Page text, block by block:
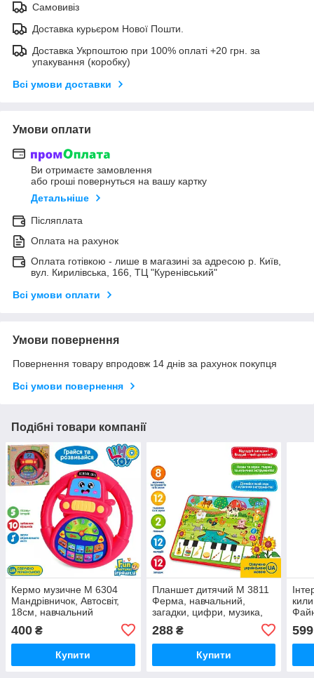
Самовивіз
Доставка курьєром Нової Пошти.
Доставка Укрпоштою при 100% оплаті +20 грн. за
упакування (коробку)
Всі умови доставки
Умови оплати
Ви отримаєте замовлення
або гроші повернуться на вашу картку
Детальніше
Післяплата
Оплата на рахунок
Оплата готівкою - лише в магазині за адресою р. Київ,
вул. Кирилівська, 166, ТЦ "Куренівський"
Всі умови оплати
Умови повернення
Повернення товару впродовж 14 днів за рахунок покупця
Всі умови повернення
Подібні товари компанії
Кермо музичне M 6304
Мандрівничок, Автосвіт,
18см, навчальний
(транспорт), музика-звук
(укр), 5 пісень, вірші
400 ₴
Купити
Планшет дитячий M 3811
Ферма, навчальний,
загадки, цифри, музика,
288₴
Купити
599